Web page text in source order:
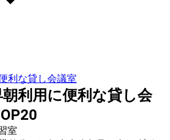
利な貸し会議室
朝利用に便利な貸し会
室